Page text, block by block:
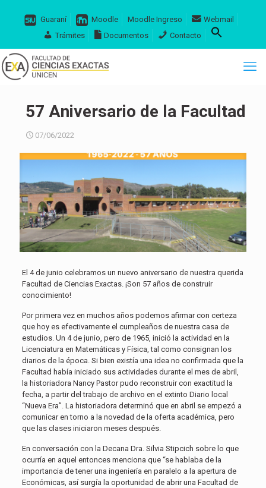
Guaraní Moodle Moodle Ingreso
Webmail
Trámites
Documentos Contacto
57 Aniversario de la Facultad
07/06/2022
El 4 de junio celebramos un nuevo aniversario de nuestra querida
Facultad de Ciencias Exactas. ¡Son 57 años de construir
conocimiento!
Por primera vez en muchos años podemos afirmar con certeza
que hoy es efectivamente el cumpleaños de nuestra casa de
estudios. Un 4 de junio, pero de 1965, inició la actividad en la
Licenciatura en Matemáticas y Física, tal como consignan los
diarios de la época. Si bien existía una idea no confirmada que la
Facultad había iniciado sus actividades durante el mes de abril,
la historiadora Nancy Pastor pudo reconstruir con exactitud la
fecha, a partir del trabajo de archivo en el extinto Diario local
“Nueva Era”. La historiadora determinó que en abril se empezó a
comunicar en torno a la novedad de la oferta académica, pero
que las clases iniciaron meses después.
En conversación con la Decana Dra. Silvia Stipcich sobre lo que
ocurría en aquel entonces menciona que “se hablaba de la
importancia de tener una ingeniería en paralelo a la apertura de
Económicas, así surgía la oportunidad de abrir una Facultad de